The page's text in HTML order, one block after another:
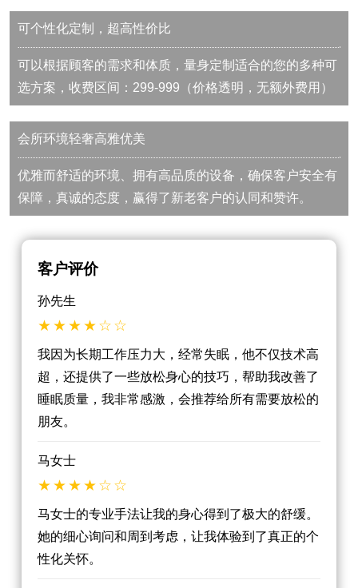
可个性化定制，超高性价比
可以根据顾客的需求和体质，量身定制适合的您的多种可
选方案，收费区间：299-999（价格透明，无额外费用）
会所环境轻奢高雅优美
优雅而舒适的环境、拥有高品质的设备，确保客户安全有
保障，真诚的态度，赢得了新老客户的认同和赞许。
客户评价
孙先生
我因为长期工作压力大，经常失眠，他不仅技术高
超，还提供了一些放松身心的技巧，帮助我改善了
睡眠质量，我非常感激，会推荐给所有需要放松的
朋友。
马女士
马女士的专业手法让我的身心得到了极大的舒缓。
她的细心询问和周到考虑，让我体验到了真正的个
性化关怀。